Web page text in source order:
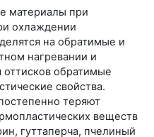
материалы при
охлаждении
на обратимые и
нагревании и
обратимые
свойства.
теряют
веществ
гуттаперча, пчелиный